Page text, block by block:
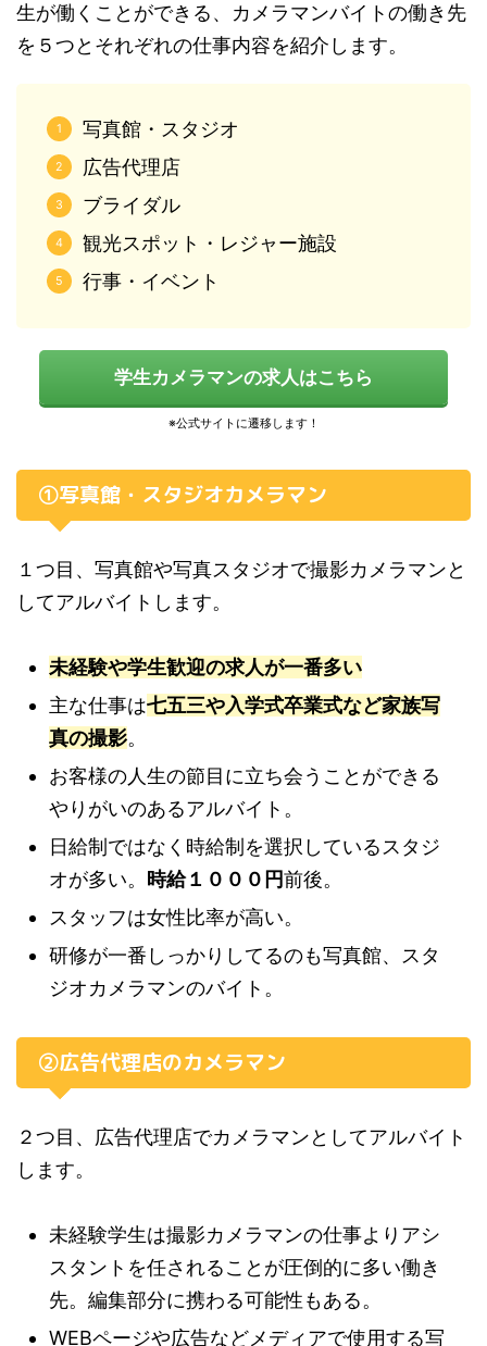
生が働くことができる、カメラマンバイトの働き先
を５つとそれぞれの仕事内容を紹介します。
写真館・スタジオ
広告代理店
ブライダル
観光スポット・レジャー施設
行事・イベント
学生カメラマンの求人はこちら
①写真館・スタジオカメラマン
１つ目、写真館や写真スタジオで撮影カメラマンと
してアルバイトします。
未経験や学生歓迎の求人が一番多い
主な仕事は七五三や入学式卒業式など家族写
真の撮影。
お客様の人生の節目に立ち会うことができる
やりがいのあるアルバイト。
日給制ではなく時給制を選択しているスタジ
オが多い。 時給１０００円前後。
スタッフは女性比率が高い。
研修が一番しっかりしてるのも写真館、スタ
ジオカメラマンのバイト。
②広告代理店のカメラマン
２つ目、広告代理店でカメラマンとしてアルバイト
します。
未経験学生は撮影カメラマンの仕事よりアシ
スタントを任されることが圧倒的に多い働き
先。編集部分に携わる可能性もある。
WEBページや広告などメディアで使用する写